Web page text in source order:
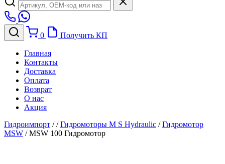
0 Получить КП
Главная
Контакты
Доставка
Оплата
Возврат
О нас
Акция
Гидроимпорт //Гидромоторы M S Hydraulic /Гидромотор
MSW /MSW 100 Гидромотор